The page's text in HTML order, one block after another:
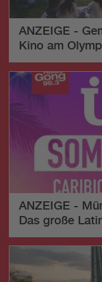
ANZEIGE -
Kino am
ANZEIGE -
Das große